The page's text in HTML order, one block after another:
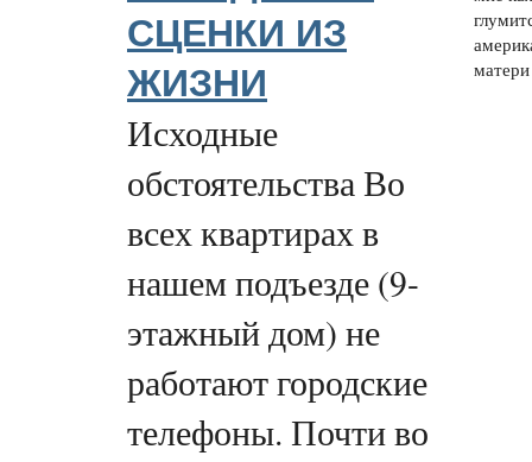
СЦЕНКИ ИЗ
ЖИЗНИ
Исходные
обстоятельства Во
всех квартирах в
нашем подъезде (9-
этажный дом) не
работают городские
телефоны. Почти во